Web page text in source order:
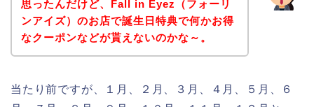
思ったんだけど、Fall in Eyez（フォーリ
ンアイズ）のお店で誕生日特典で何かお得
なクーポンなどが貰えないのかな～。
当たり前ですが、１月、２月、３月、４月、５月、６